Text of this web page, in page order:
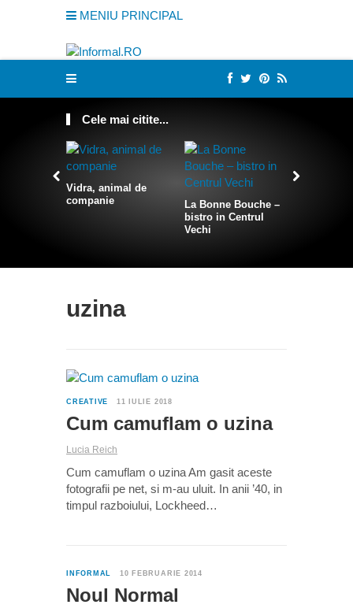
MENIU PRINCIPAL
Cele mai citite...
Vidra, animal de
companie
La Bonne Bouche –
bistro in Centrul
Vechi
uzina
CREATIVE 11 IULIE 2018
Cum camuflam o uzina
Lucia Reich
Cum camuflam o uzina Am gasit aceste
fotografii pe net, si m-au uluit. In anii ’40, in
timpul razboiului, Lockheed…
INFORMAL 10 FEBRUARIE 2014
Noul Normal